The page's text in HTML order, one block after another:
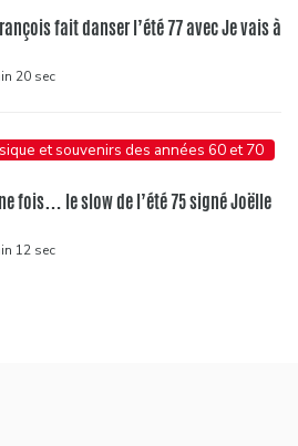
fait danser l’été 77 avec Je vais à
20 sec
et souvenirs des années 60 et 70
fois… le slow de l’été 75 signé Joëlle
12 sec